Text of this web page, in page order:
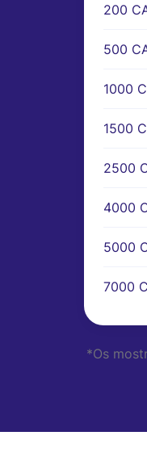
200
500
1000
1500
2500
4000
5000
7000
*Os